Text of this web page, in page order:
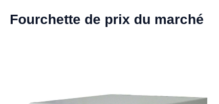
Fourchette de prix du marché